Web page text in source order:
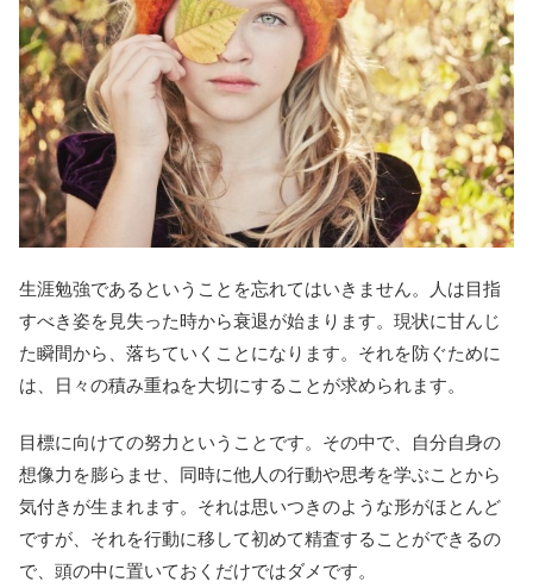
生涯勉強であるということを忘れてはいきません。人は目指
すべき姿を見失った時から衰退が始まります。現状に甘んじ
た瞬間から、落ちていくことになります。それを防ぐために
は、日々の積み重ねを大切にすることが求められます。
目標に向けての努力ということです。その中で、自分自身の
想像力を膨らませ、同時に他人の行動や思考を学ぶことから
気付きが生まれます。それは思いつきのような形がほとんど
ですが、それを行動に移して初めて精査することができるの
で、頭の中に置いておくだけではダメです。